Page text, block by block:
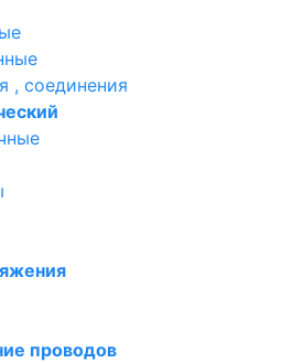
, соединения
проводов